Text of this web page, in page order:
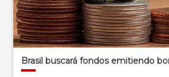
Brasil buscará fondos emitiendo